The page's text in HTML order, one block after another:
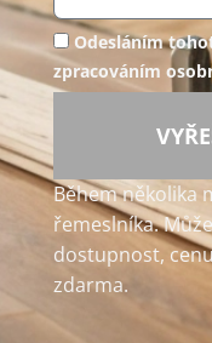
Odesláním
zpracováním
Během několika
řemeslníka.
dostupnost,
zdarma.